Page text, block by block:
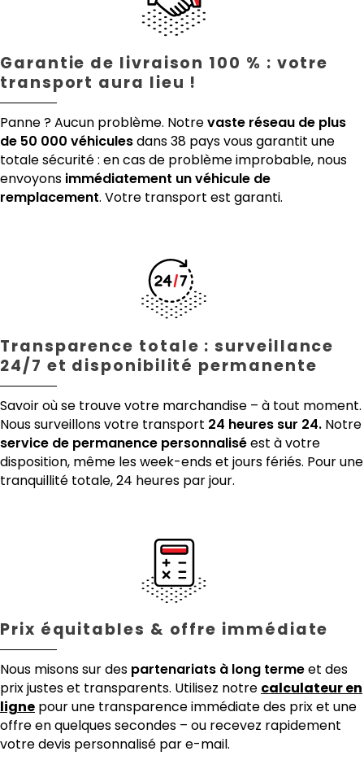
Garantie de livraison 100 % : votre
transport aura lieu !
Panne ? Aucun problème. Notrevaste réseau de plus
de 50 000 véhiculesdans 38 pays vous garantit une
totale sécurité : en cas de problème improbable, nous
envoyons immédiatement un véhicule de
remplacement. Votre transport est garanti.
Transparence totale : surveillance
24/7 et disponibilité permanente
Savoir où se trouve votre marchandise – à tout moment.
Nous surveillons votre transport 24 heures sur 24. Notre
service de permanence personnaliséest à votre
disposition, même les week-ends et jours fériés. Pour une
tranquillité totale, 24 heures par jour.
Prix équitables & offre immédiate
Nous misons sur des partenariats à long termeet des
prix justes et transparents. Utilisez notre calculateur en
ligne pour une transparence immédiate des prix et une
offre en quelques secondes – ou recevez rapidement
votre devis personnalisé par e-mail.